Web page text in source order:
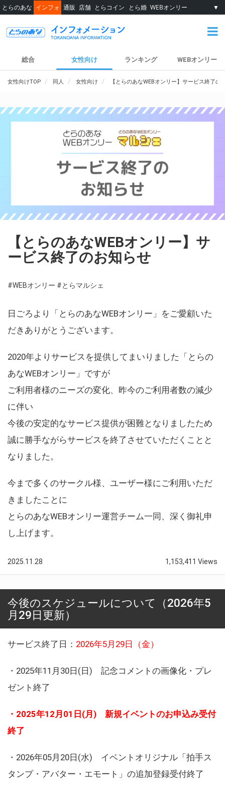
とらのあな インフォ 通販 店舗 とらコイン とら婚 WEBオンリー ▼
総合 女性向け ランキング WEBオンリー
女性向けTOP 同人 女性向け 【とらのあなWEBオンリー】サービス終了の
【とらのあなWEBオンリー】サ
ービス終了のお知らせ
#WEBオンリー #とらマルシェ
日ごろより「とらのあなWEBオンリー」をご愛顧いた
だきありがとうございます。
2020年よりサービスを提供してまいりました「とらの
あなWEBオンリー」ですが
ご利用者様のニーズの変化、昨今のご利用者数の減少
に伴い
今後の安定的なサービス提供が困難となりましたため
誠に勝手ながらサービスを終了させていただくことと
なりました。
今まで多くのサークル様、ユーザー様にご利用いただ
きましたことに
とらのあなWEBオンリー運営チーム一同、深く御礼申
し上げます。
2025.11.28 1,153,411 Views
今後のスケジュールについて（2026年5
月29日更新）
サービス終了日： 2026年5月29日（金）
・2025年11月30日(日) 記念コメントの画像化・プレ
ゼント終了
・2025年12月01日(月) 新規イベントのお申込み受付
終了
・2026年05月20日(水) イベントオリジナル「拍手ス
タンプ・アバター・エモート」の追加登録受付終了